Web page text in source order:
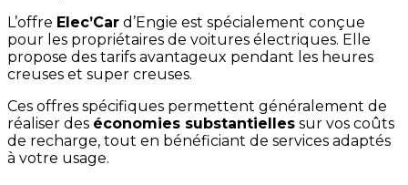
L’offre Elec’Car d’Engie est spécialement conçue
pour les propriétaires de voitures électriques. Elle
propose des tarifs avantageux pendant les heures
creuses et super creuses.
Ces offres spécifiques permettent généralement de
réaliser des économies substantielles sur vos coûts
de recharge, tout en bénéficiant de services adaptés
à votre usage.